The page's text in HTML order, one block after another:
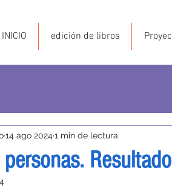
INICIO edición de libros
14 ago 2024 1 min de lectura